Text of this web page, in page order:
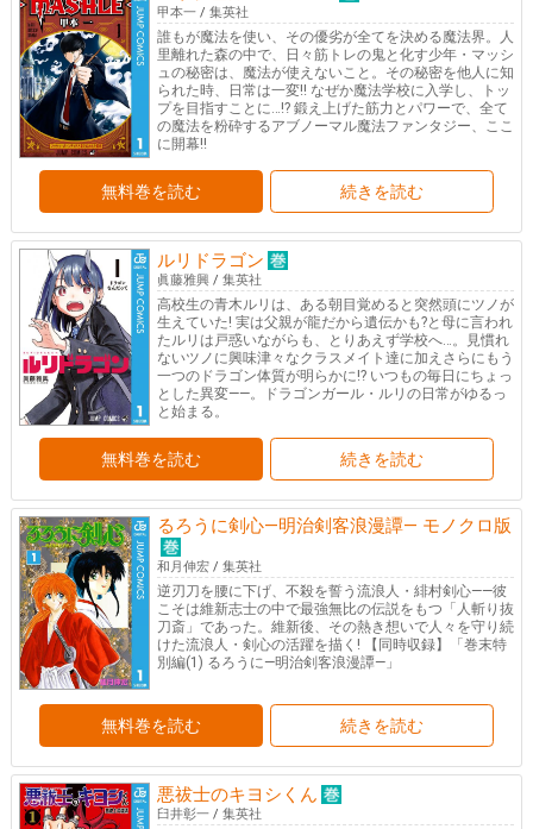
甲本一 / 集英社
誰もが魔法を使い、その優劣が全てを決める魔法界。人
里離れた森の中で、日々筋トレの鬼と化す少年・マッシ
ュの秘密は、魔法が使えないこと。その秘密を他人に知
られた時、日常は一変!! なぜか魔法学校に入学し、トッ
プを目指すことに…!? 鍛え上げた筋力とパワーで、全て
の魔法を粉砕するアブノーマル魔法ファンタジー、ここ
に開幕!!
無料巻を読む 続きを読む
ルリドラゴン
眞藤雅興 / 集英社
高校生の青木ルリは、ある朝目覚めると突然頭にツノが
生えていた! 実は父親が龍だから遺伝かも?と母に言われ
たルリは戸惑いながらも、とりあえず学校へ…。見慣れ
ないツノに興味津々なクラスメイト達に加えさらにもう
一つのドラゴン体質が明らかに!? いつもの毎日にちょっ
とした異変――。ドラゴンガール・ルリの日常がゆるっ
と始まる。
無料巻を読む 続きを読む
るろうに剣心―明治剣客浪漫譚― モノクロ版
和月伸宏 / 集英社
逆刃刀を腰に下げ、不殺を誓う流浪人・緋村剣心――彼
こそは維新志士の中で最強無比の伝説をもつ「人斬り抜
刀斎」であった。維新後、その熱き想いで人々を守り続
けた流浪人・剣心の活躍を描く! 【同時収録】「巻末特
別編(1) るろうに―明治剣客浪漫譚―」
無料巻を読む 続きを読む
悪祓士のキヨシくん
臼井彰一 / 集英社